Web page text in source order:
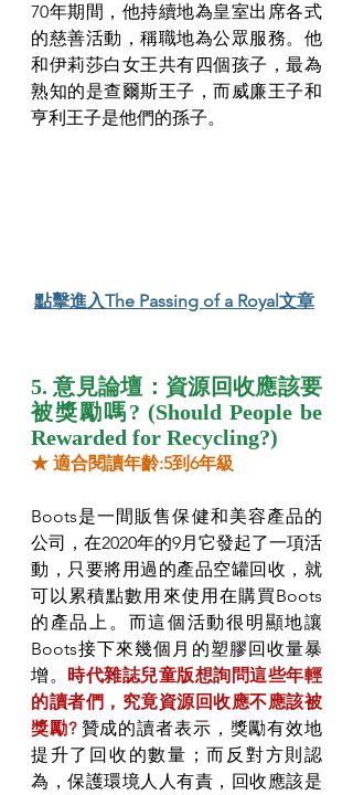
70年期間，他持續地為皇室出席各式
的慈善活動，稱職地為公眾服務。他
和伊莉莎白女王共有四個孩子，最為
熟知的是查爾斯王子，而威廉王子和
亨利王子是他們的孫子。
點擊進入The Passing of a Royal文章
5. 意見論壇：資源回收應該要
被獎勵嗎? (Should People be
Rewarded for Recycling?)
★ 適合閱讀年齡:5到6年級
Boots是一間販售保健和美容產品的
公司，在2020年的9月它發起了一項活
動，只要將用過的產品空罐回收，就
可以累積點數用來使用在購買Boots
的產品上。而這個活動很明顯地讓
Boots接下來幾個月的塑膠回收量暴
增。 時代雜誌兒童版想詢問這些年輕
的讀者們，究竟資源回收應不應該被
獎勵? 贊成的讀者表示，獎勵有效地
提升了回收的數量；而反對方則認
為，保護環境人人有責，回收應該是